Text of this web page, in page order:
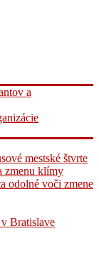
a
mestské štvrte
zmenu klímy
odolné voči zmene
Bratislave